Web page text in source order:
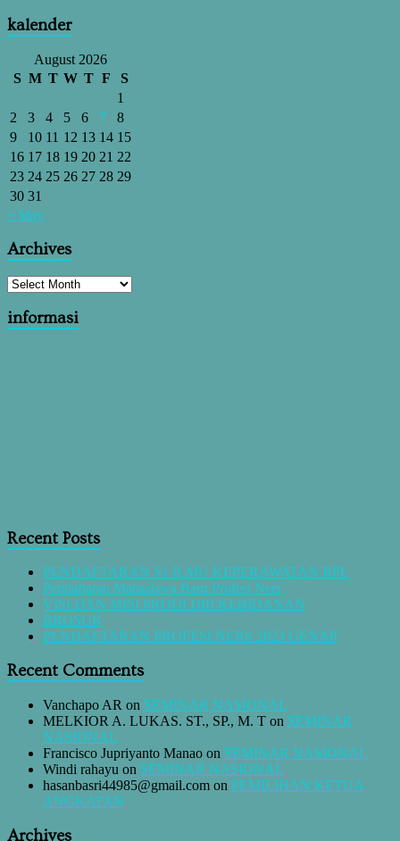
kalender
August 2026
S M T W T F
S
1
2
3 4 5 6 7
8
9
10 11 12 13 14 15
16 17 18 19 20 21 22
23 24 25 26 27 28 29
30 31
« May
Archives
informasi
Recent Posts
PENDAFTARAN S1 ILMU KEPERAWATAN RPL
Pendaftaran Mahasiswa Baru Profesi Ners
VISI DAN MISI PRODI DIII KEBIDANAN
BROSUR
PENDAFTARAN PROFESI NERS 2023 GENAP
Recent Comments
Vanchapo AR on SEMINAR NASIONAL
MELKIOR A. LUKAS. ST., SP., M. T on SEMINAR
NASIONAL
Francisco Jupriyanto Manao on SEMINAR NASIONAL
Windi rahayu on SEMINAR NASIONAL
hasanbasri44985@gmail.com on PEMILIHAN KETUA
ANGKATAN
Archives